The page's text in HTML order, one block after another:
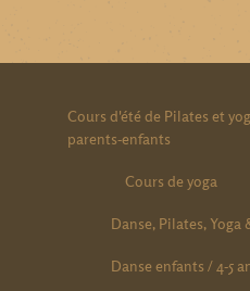
Cours d'été de Pilates et
parents-enfants
Cours de yoga
Danse, Pilates,
Danse enfants / 4-5